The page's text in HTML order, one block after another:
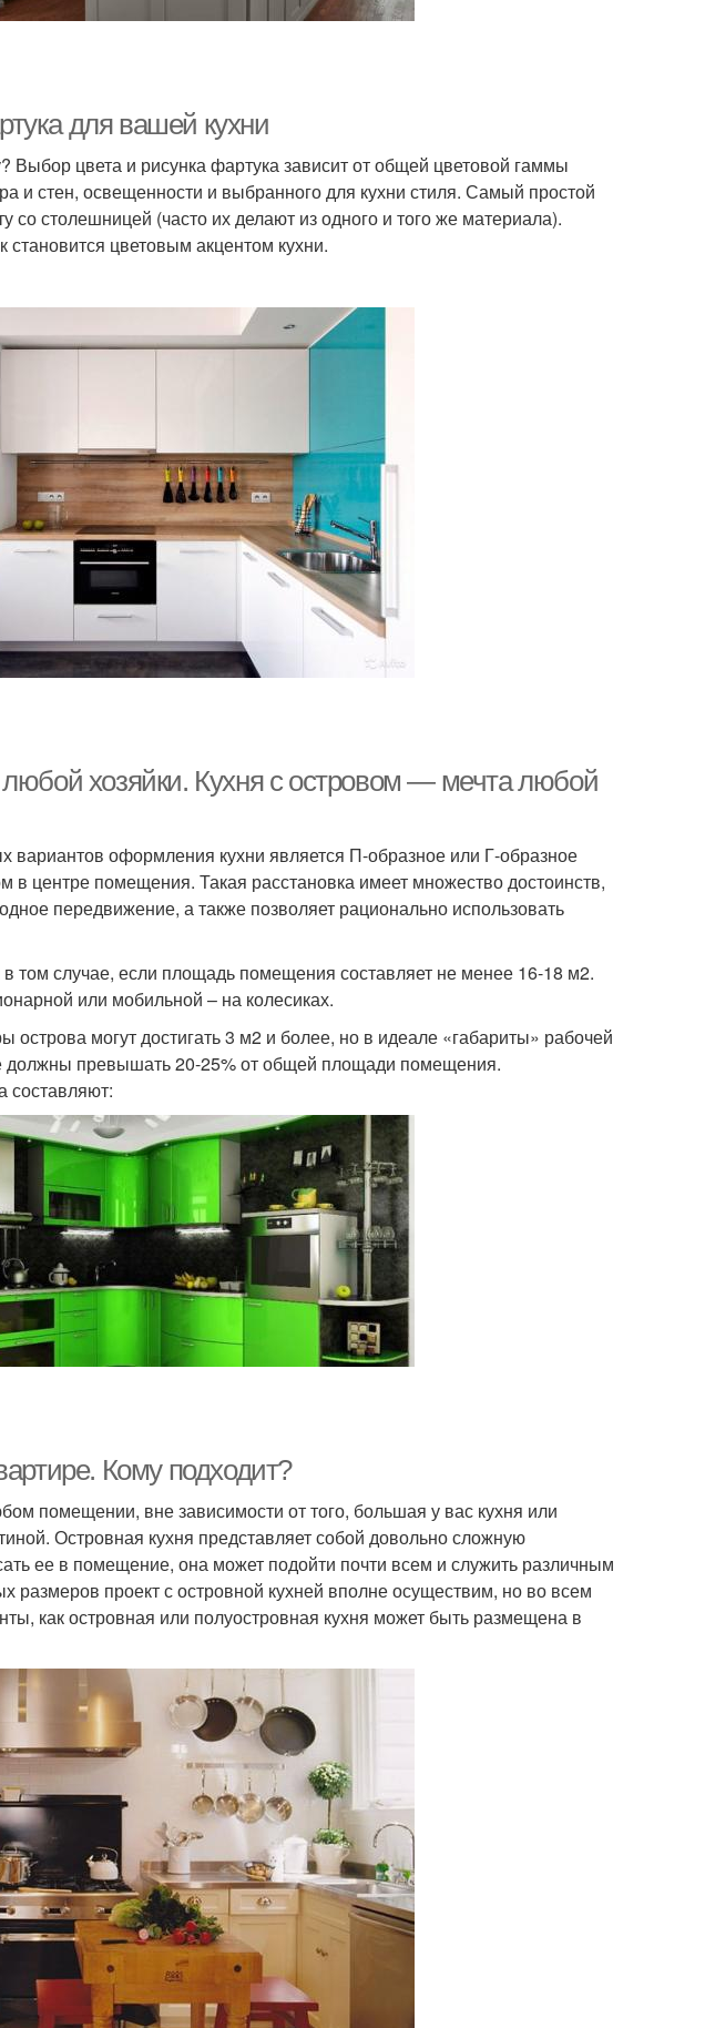
для вашей кухни
Выбор цвета и рисунка фартука зависит от общей цветовой гаммы
и стен, освещенности и выбранного для кухни стиля. Самый простой
столешницей (часто их делают из одного и того же материала).
цветовым акцентом кухни.
хозяйки. Кухня с островом — мечта любой
вариантов оформления кухни является П-образное или Г-образное
в центре помещения. Такая расстановка имеет множество достоинств,
передвижение, а также позволяет рационально использовать
том случае, если площадь помещения составляет не менее 16-18 м2.
или мобильной – на колесиках.
острова могут достигать 3 м2 и более, но в идеале «габариты» рабочей
должны превышать 20-25% от общей площади помещения.
составляют:
Кому подходит?
помещении, вне зависимости от того, большая у вас кухня или
Островная кухня представляет собой довольно сложную
ее в помещение, она может подойти почти всем и служить различным
размеров проект с островной кухней вполне осуществим, но во всем
как островная или полуостровная кухня может быть размещена в